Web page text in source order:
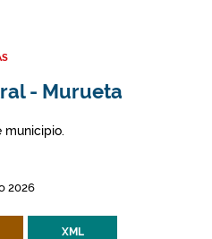
- Murueta
municipio.
2026
XML